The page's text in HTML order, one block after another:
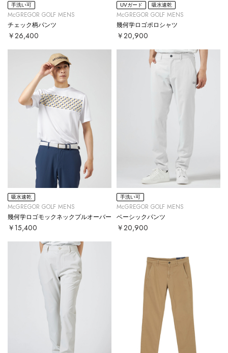
手洗い可
McGREGOR GOLF MENS
チェック柄パンツ
￥26,400
UVガード 吸水速乾
McGREGOR GOLF MENS
幾何学ロゴポロシャツ
￥20,900
吸水速乾
McGREGOR GOLF MENS
幾何学ロゴモックネックプルオーバー
￥15,400
手洗い可
McGREGOR GOLF MENS
ベーシックパンツ
￥20,900